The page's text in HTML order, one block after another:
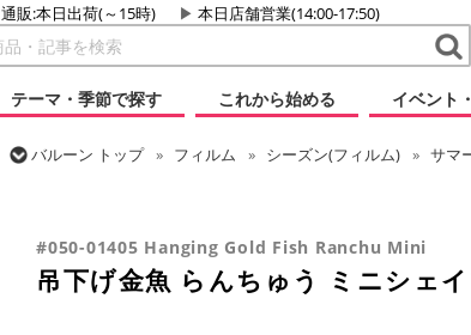
通販:本日出荷(～15時) 本日店舗営業(14:00-17:50)
テーマ・季節で探す
これから始める イベント
バルーン トップ フィルム シーズン(フィルム) サマ
#050-01405 Hanging Gold Fish Ranchu Mini
吊下げ金魚 らんちゅう ミニシェ